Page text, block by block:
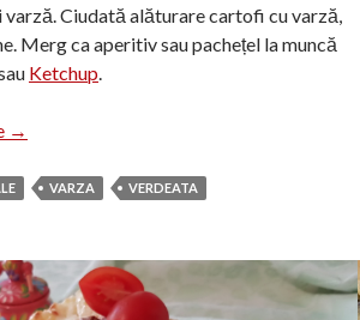
Ciudată alăturare cartofi cu varză,
Merg ca aperitiv sau pachețel la muncă
Ketchup.
Pârjoale cu cartofi și varză
→
VARZA VERDEATA